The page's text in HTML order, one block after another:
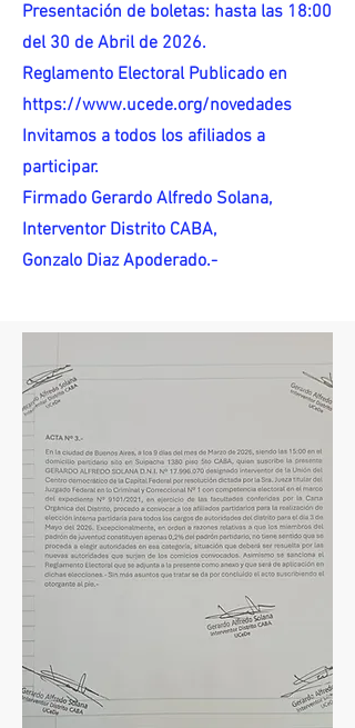
Presentación de boletas: hasta las 18:00
del 30 de Abril de 2026.
Reglamento Electoral Publicado en
https://www.ucede.org/novedades
Invitamos a todos los afiliados a
participar.
Firmado Gerardo Alfredo Solana,
Interventor Distrito CABA,
Gonzalo Diaz Apoderado.-